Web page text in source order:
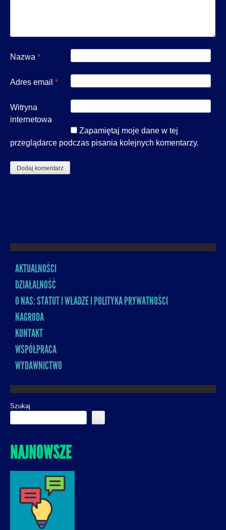
Nazwa *
Adres email *
Witryna
internetowa
Zapamiętaj moje dane w tej
przeglądarce podczas pisania kolejnych komentarzy.
MENU
AKTUALNOŚCI
DZIAŁALNOŚĆ
O NAS: STATUT I WŁADZE I POLITYKA PRYWATNOŚCI
NAGRODA
KONTAKT
WSPÓŁPRACA
WYDAWNICTWO
Szukaj
NAJNOWSZE